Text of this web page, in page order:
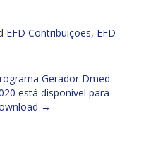
EFD Contribuições, EFD
Gerador Dmed
está disponível para
→